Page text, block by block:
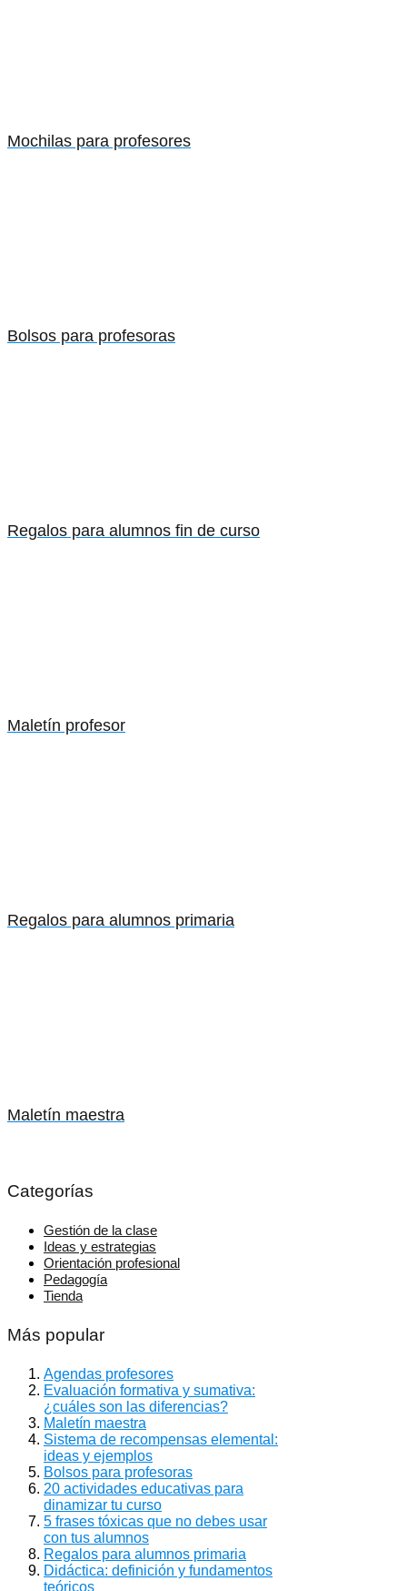
Mochilas para profesores
Bolsos para profesoras
Regalos para alumnos fin de curso
Maletín profesor
Regalos para alumnos primaria
Maletín maestra
Categorías
Gestión de la clase
Ideas y estrategias
Orientación profesional
Pedagogía
Tienda
Más popular
Agendas profesores
Evaluación formativa y sumativa:
¿cuáles son las diferencias?
Maletín maestra
Sistema de recompensas elemental:
ideas y ejemplos
Bolsos para profesoras
20 actividades educativas para
dinamizar tu curso
5 frases tóxicas que no debes usar
con tus alumnos
Regalos para alumnos primaria
Didáctica: definición y fundamentos
teóricos